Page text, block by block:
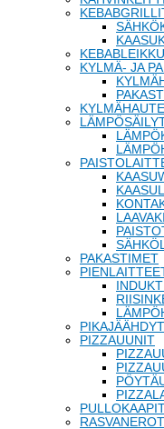
KYLMÄ- JA
PAKASTIMET
PIZZAUUNIT